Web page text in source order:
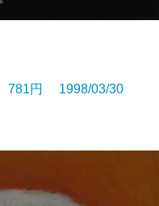
781円 1998/03/30